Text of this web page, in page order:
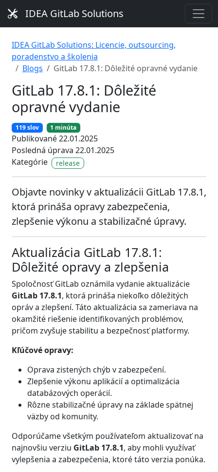
IDEA GitLab Solutions
IDEA GitLab Solutions: Licencie, outsourcing,
poradenstvo a školenia
Blogs
GitLab 17.8.1: Dôležité opravné vydanie
GitLab 17.8.1: Dôležité
opravné vydanie
119 slov 1 minúta
Publikované 22.01.2025
Posledná úprava 22.01.2025
Kategórie
release
Objavte novinky v aktualizácii GitLab 17.8.1,
ktorá prináša opravy zabezpečenia,
zlepšenie výkonu a stabilizačné úpravy.
Aktualizácia GitLab 17.8.1:
Dôležité opravy a zlepšenia
Spoločnosť GitLab oznámila vydanie aktualizácie
GitLab 17.8.1, ktorá prináša niekoľko dôležitých
opráv a zlepšení. Táto aktualizácia sa zameriava na
okamžité riešenie identifikovaných problémov,
pričom zvyšuje stabilitu a bezpečnosť platformy.
Kľúčové opravy:
Oprava zistených chýb v zabezpečení.
Zlepšenie výkonu aplikácií a optimalizácia
databázových operácií.
Rôzne stabilizačné úpravy na základe spätnej
väzby od komunity.
Odporúčame všetkým používateľom aktualizovať na
najnovšiu verziu GitLab 17.8.1, aby mohli využívať
vylepšenia a zabezpečenia, ktoré táto verzia ponúka.